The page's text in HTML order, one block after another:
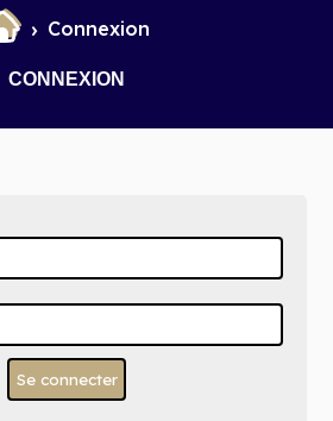
Connexion
CONNEXION